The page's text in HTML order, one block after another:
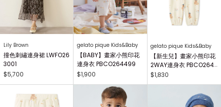
Lily Brown
撞色刺繡連身裙 LWFO26
3001
$5,700
gelato pique Kids&Baby
【BABY】畫家小熊印花
連身衣 PBCO264499
$1,900
gelato pique Kids&Baby
【新生兒】畫家小熊印花
2WAY連身衣 PBCO264
738
$1,830